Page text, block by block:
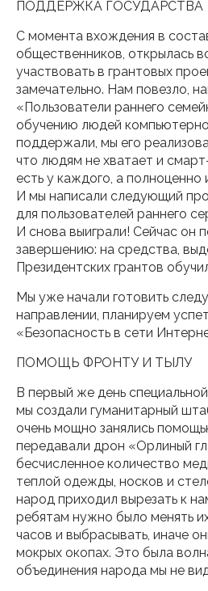
ПОДДЕРЖКА ГОСУДАРСТВА
С момента вхождения в
общественников, открылась
участвовать в грантовых
замечательно. Нам повезло,
«Пользователи раннего
обучению людей
поддержали, мы его
что людям не хватает и
есть у каждого, а полноценно
И мы написали следующий
для пользователей раннего
И снова выиграли! Сейчас он
завершению: на средства,
Президентских грантов
Мы уже начали готовить
направлении, планируем
«Безопасность в сети
ПОМОЩЬ ФРОНТУ И ТЫЛУ
В первый же день
мы создали гуманитарный
очень мощно занялись
передавали дрон «Орлиный
бесчисленное количество
теплой одежды, носков и
народ приходил вырезать к
ребятам нужно было менять
часов и выбрасывать, иначе
мокрых окопах. Это была
объединения народа мы не